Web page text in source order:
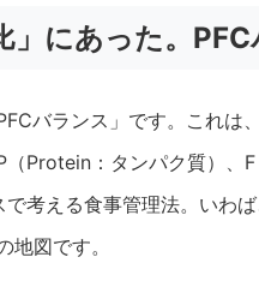
」にあった。
バランス」です。これは
（Protein：タンパク質）
考える食事管理法。いわ
地図です。